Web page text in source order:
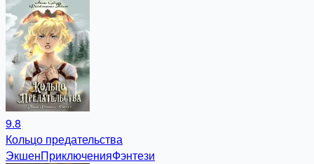
9.8
Кольцо предательства
ЭкшенПриключенияФэнтези